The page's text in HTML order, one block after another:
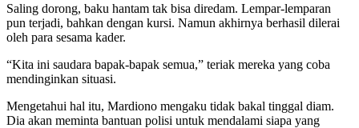
Saling dorong, baku hantam tak bisa diredam. Lempar-lemparan
pun terjadi, bahkan dengan kursi. Namun akhirnya berhasil dilerai
oleh para sesama kader.
“Kita ini saudara bapak-bapak semua,” teriak mereka yang coba
mendinginkan situasi.
Mengetahui hal itu, Mardiono mengaku tidak bakal tinggal diam.
Dia akan meminta bantuan polisi untuk mendalami siapa yang